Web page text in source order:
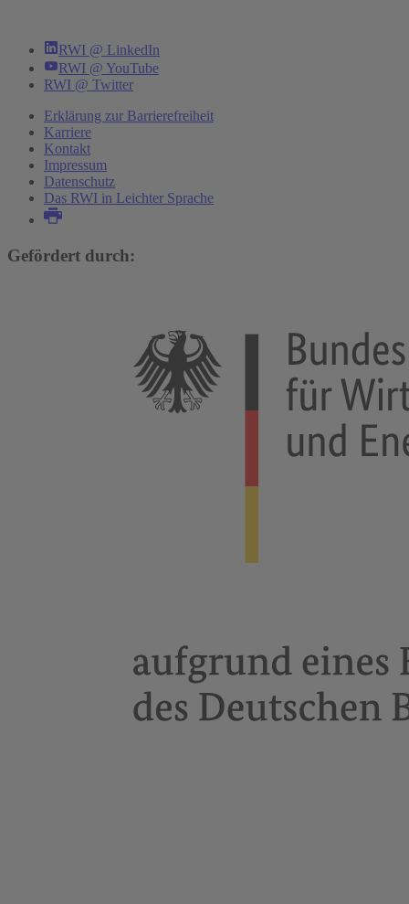
RWI @ LinkedIn
RWI @ YouTube
RWI @ Twitter
Erklärung zur Barrierefreiheit
Karriere
Kontakt
Impressum
Datenschutz
Das RWI in Leichter Sprache
Gefördert durch: